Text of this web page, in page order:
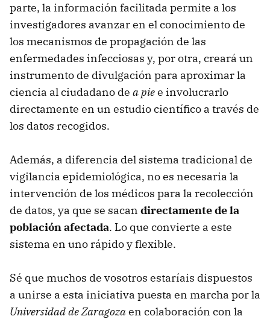
parte, la información facilitada permite a los
investigadores avanzar en el conocimiento de
los mecanismos de propagación de las
enfermedades infecciosas y, por otra, creará un
instrumento de divulgación para aproximar la
ciencia al ciudadano de a piee involucrarlo
directamente en un estudio científico a través de
los datos recogidos.
Además, a diferencia del sistema tradicional de
vigilancia epidemiológica, no es necesaria la
intervención de los médicos para la recolección
de datos, ya que se sacan directamente de la
población afectada. Lo que convierte a este
sistema en uno rápido y flexible.
Sé que muchos de vosotros estaríais dispuestos
a unirse a esta iniciativa puesta en marcha por la
Universidad de Zaragozaen colaboración con la